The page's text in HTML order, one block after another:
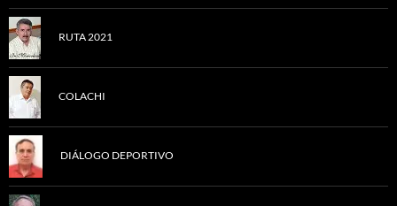
RUTA 2021
COLACHI
DIÁLOGO DEPORTIVO